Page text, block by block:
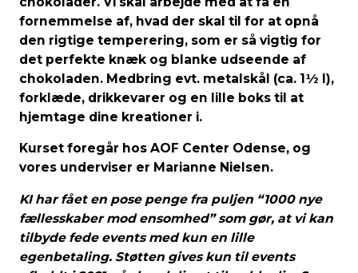
fornemmelse af, hvad der skal til for at opnå
den rigtige temperering, som er så vigtig for
det perfekte knæk og blanke udseende af
chokoladen. Medbring evt. metalskål (ca. 1½ l),
forklæde, drikkevarer og en lille boks til at
hjemtage dine kreationer i.
Kurset foregår hos AOF Center Odense, og
vores underviser er Marianne Nielsen.
KI har fået en pose penge fra puljen “1000 nye
fællesskaber mod ensomhed” som gør, at vi kan
tilbyde fede events med kun en lille
egenbetaling. Støtten gives kun til events